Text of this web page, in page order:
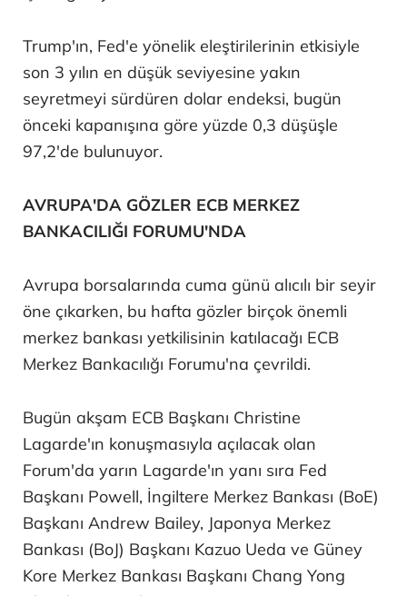
Trump'ın, Fed'e yönelik eleştirilerinin etkisiyle
son 3 yılın en düşük seviyesine yakın
seyretmeyi sürdüren dolar endeksi, bugün
önceki kapanışına göre yüzde 0,3 düşüşle
97,2'de bulunuyor.
AVRUPA'DA GÖZLER ECB MERKEZ
BANKACILIĞI FORUMU'NDA
Avrupa borsalarında cuma günü alıcılı bir seyir
öne çıkarken, bu hafta gözler birçok önemli
merkez bankası yetkilisinin katılacağı ECB
Merkez Bankacılığı Forumu'na çevrildi.
Bugün akşam ECB Başkanı Christine
Lagarde'ın konuşmasıyla açılacak olan
Forum'da yarın Lagarde'ın yanı sıra Fed
Başkanı Powell, İngiltere Merkez Bankası (BoE)
Başkanı Andrew Bailey, Japonya Merkez
Bankası (BoJ) Başkanı Kazuo Ueda ve Güney
Kore Merkez Bankası Başkanı Chang Yong